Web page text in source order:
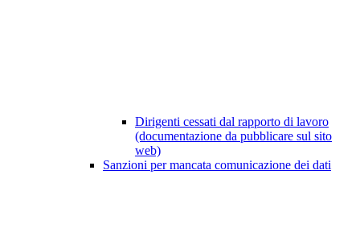
Dirigenti cessati dal rapporto di lavoro
(documentazione da pubblicare sul sito
web)
Sanzioni per mancata comunicazione dei dati